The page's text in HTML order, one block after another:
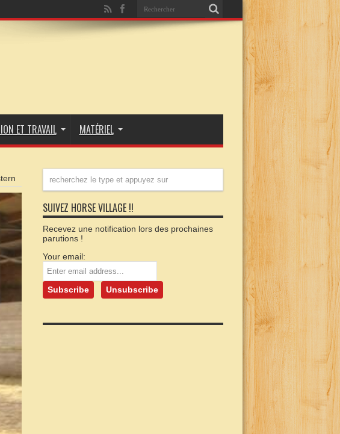
ET TRAVAIL MATÉRIEL
SUIVEZ HORSE VILLAGE !!
Recevez une notification lors des prochaines
parutions !
Your email: